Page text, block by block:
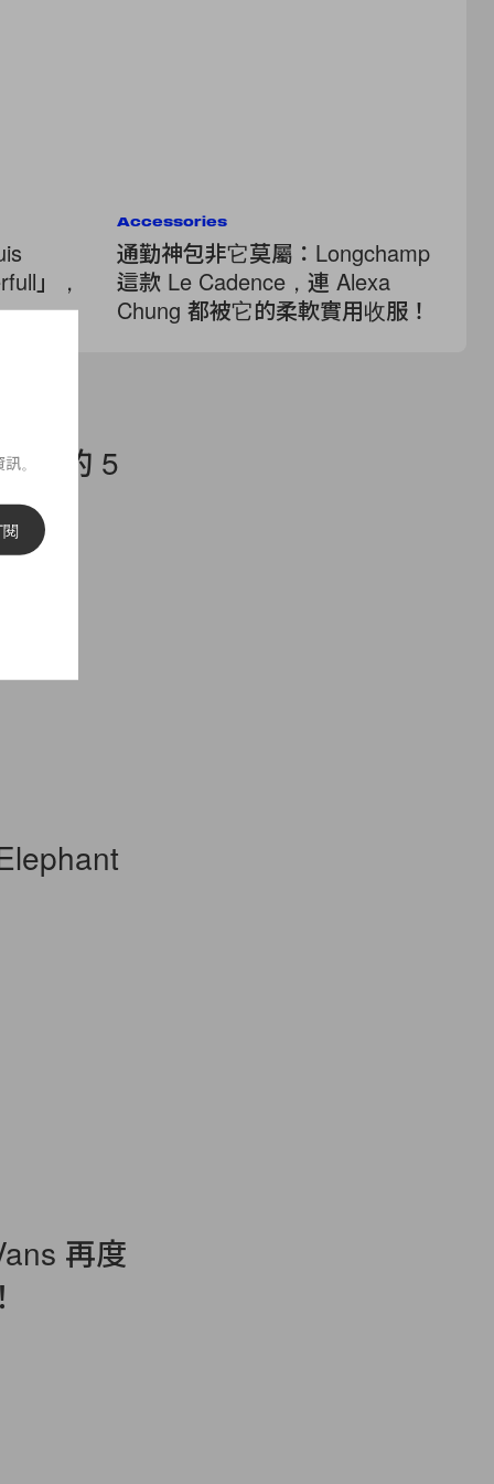
」，
Accessories
通勤神包非它莫屬：Longchamp
這款 Le Cadence，連 Alexa
Chung 都被它的柔軟實用收服！
悔的 5
再度
。